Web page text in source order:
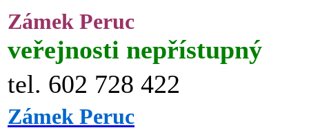
Zámek Peruc
veřejnosti nepřístupný
tel. 602 728 422
Zámek Peruc